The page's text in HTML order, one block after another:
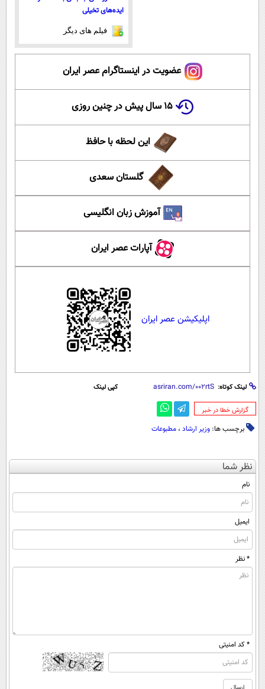
ایده‌های تخیلی
فیلم های دیگر
عضویت در اینستاگرام عصر ایران
۱۵ سال پیش در چنین روزی
این لحظه با حافظ
گلستان سعدی
آموزش زبان انگلیسی
آپارات عصر ایران
اپلیکیشن عصر ایران
لینک کوتاه: کپی لینک
‌گزارش خطا در خبر
برچسب ها: وزیر ارشاد ، مطبوعات
نظر شما
نام
ایمیل
* نظر
* کد امنیتی